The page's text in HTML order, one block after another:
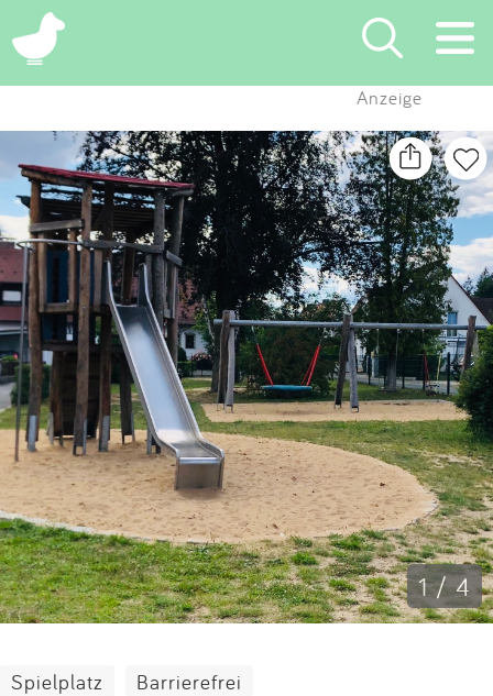
×
Suchen
Eintragen
App
Blog
Partner
Kontakt
Impressum
Anmelden
Anzeige
1 / 4
Spielplatz Barrierefrei